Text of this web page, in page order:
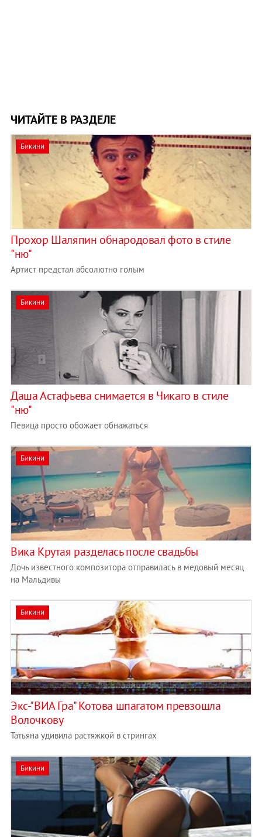
ЧИТАЙТЕ В РАЗДЕЛЕ
Бикини
Прохор Шаляпин обнародовал фото в стиле
"ню"
Артист предстал абсолютно голым
Бикини
Даша Астафьева снимается в Чикаго в стиле
"ню"
Певица просто обожает обнажаться
Бикини
Вика Крутая разделась после свадьбы
Дочь известного композитора отправилась в медовый месяц
на Мальдивы
Бикини
Экс-"ВИА Гра" Котова шпагатом превзошла
Волочкову
Татьяна удивила растяжкой в стрингах
Бикини